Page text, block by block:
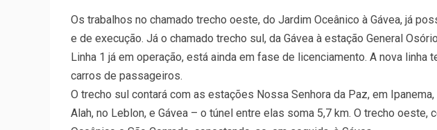
Os trabalhos no chamado trecho oeste, do Jardim Oceânico à Gávea, já
e de execução. Já o chamado trecho sul, da Gávea à estação General
Linha 1 já em operação, está ainda em fase de licenciamento. A nova linha
carros de passageiros.
O trecho sul contará com as estações Nossa Senhora da Paz, em
Alah, no Leblon, e Gávea – o túnel entre elas soma 5,7 km. O trecho